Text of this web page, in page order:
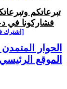
تبرعاتكم
فشاركونا في
[اشترك
الحوار
الموقع الرئيسي